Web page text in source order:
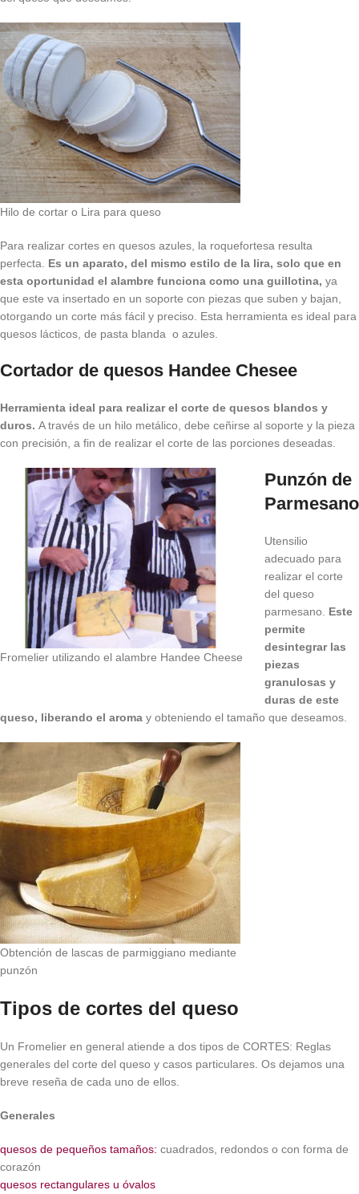
Hilo de cortar o Lira para queso
Para realizar cortes en quesos azules, la roquefortesa resulta
perfecta. Es un aparato, del mismo estilo de la lira, solo que en
esta oportunidad el alambre funciona como una guillotina, ya
que este va insertado en un soporte con piezas que suben y bajan,
otorgando un corte más fácil y preciso. Esta herramienta es ideal para
quesos lácticos, de pasta blanda o azules.
Cortador de quesos Handee Chesee
Herramienta ideal para realizar el corte de quesos blandos y
duros. A través de un hilo metálico, debe ceñirse al soporte y la pieza
con precisión, a fin de realizar el corte de las porciones deseadas.
Fromelier utilizando el alambre Handee Cheese
Punzón de
Parmesano
Utensilio
adecuado para
realizar el corte
del queso
parmesano. Este
permite
desintegrar las
piezas
granulosas y
duras de este
queso, liberando el aroma y obteniendo el tamaño que deseamos.
Obtención de lascas de parmiggiano mediante
punzón
Tipos de cortes del queso
Un Fromelier en general atiende a dos tipos de CORTES: Reglas
generales del corte del queso y casos particulares. Os dejamos una
breve reseña de cada uno de ellos.
Generales
quesos de pequeños tamaños: cuadrados, redondos o con forma de
corazón
quesos rectangulares u óvalos